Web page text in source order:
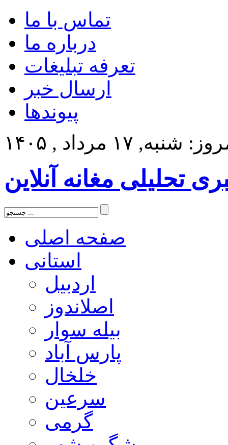
تماس با ما
درباره ما
تعرفه تبلیغات
ارسال خبر
پیوندها
شنبه, ۱۷ مرداد , ۱۴۰۵
تحلیلی مغانه آنلاین
صفحه اصلی
استانی
اردبیل
اصلاندوز
بیله سوار
پارس آباد
خلخال
سرعین
گرمی